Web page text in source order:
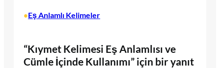
•Eş Anlamlı Kelimeler
“Kıymet Kelimesi Eş Anlamlısı ve
Cümle İçinde Kullanımı” için bir yanıt